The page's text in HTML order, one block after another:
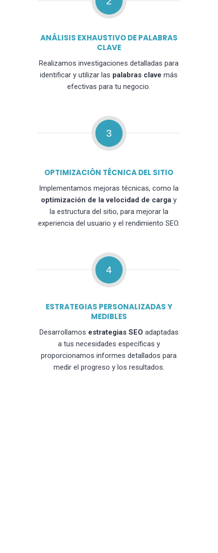
ANÁLISIS EXHAUSTIVO DE PALABRAS
CLAVE
Realizamos investigaciones detalladas para
identificar y utilizar las palabras clave más
efectivas para tu negocio.
3
OPTIMIZACIÓN TÉCNICA DEL SITIO
Implementamos mejoras técnicas, como la
optimización de la velocidad de carga y
la estructura del sitio, para mejorar la
experiencia del usuario y el rendimiento SEO.
4
ESTRATEGIAS PERSONALIZADAS Y
MEDIBLES
Desarrollamos estrategias SEO adaptadas
a tus necesidades específicas y
proporcionamos informes detallados para
medir el progreso y los resultados.